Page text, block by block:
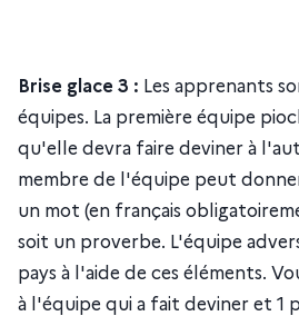
Brise glace 3 : Les apprenants
équipes. La première équipe
qu'elle devra faire deviner à
membre de l'équipe peut
un mot (en français
soit un proverbe. L'équipe
pays à l'aide de ces éléments.
à l'équipe qui a fait deviner et 1